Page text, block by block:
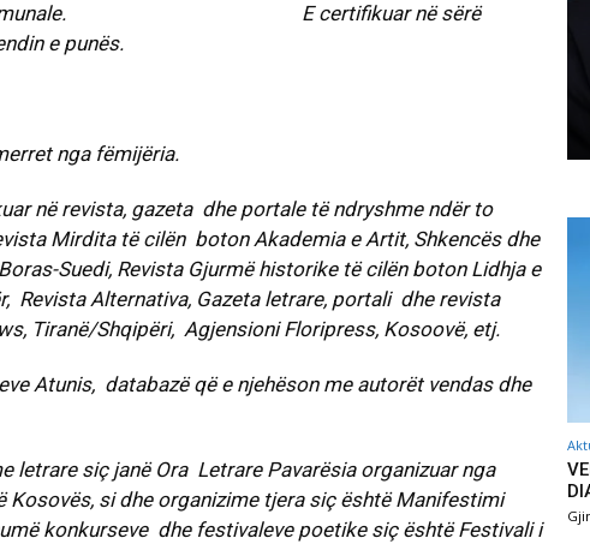
Komunale. E certifikuar në sërë
e punës.
nga fëmijëria.
në revista, gazeta dhe portale të ndryshme ndër to
Mirdita të cilën boton Akademia e Artit, Shkencës dhe
Suedi, Revista Gjurmë historike të cilën boton Lidhja e
Revista Alternativa, Gazeta letrare, portali dhe revista
Tiranë/Shqipëri, Agjensioni Floripress, Kosoovë, etj.
Atunis, databazë që e njehëson me autorët vendas dhe
letrare siç janë Ora Letrare Pavarësia organizuar nga
Kosovës, si dhe organizime tjera siç është Manifestimi
konkurseve dhe festivaleve poetike siç është Festivali i